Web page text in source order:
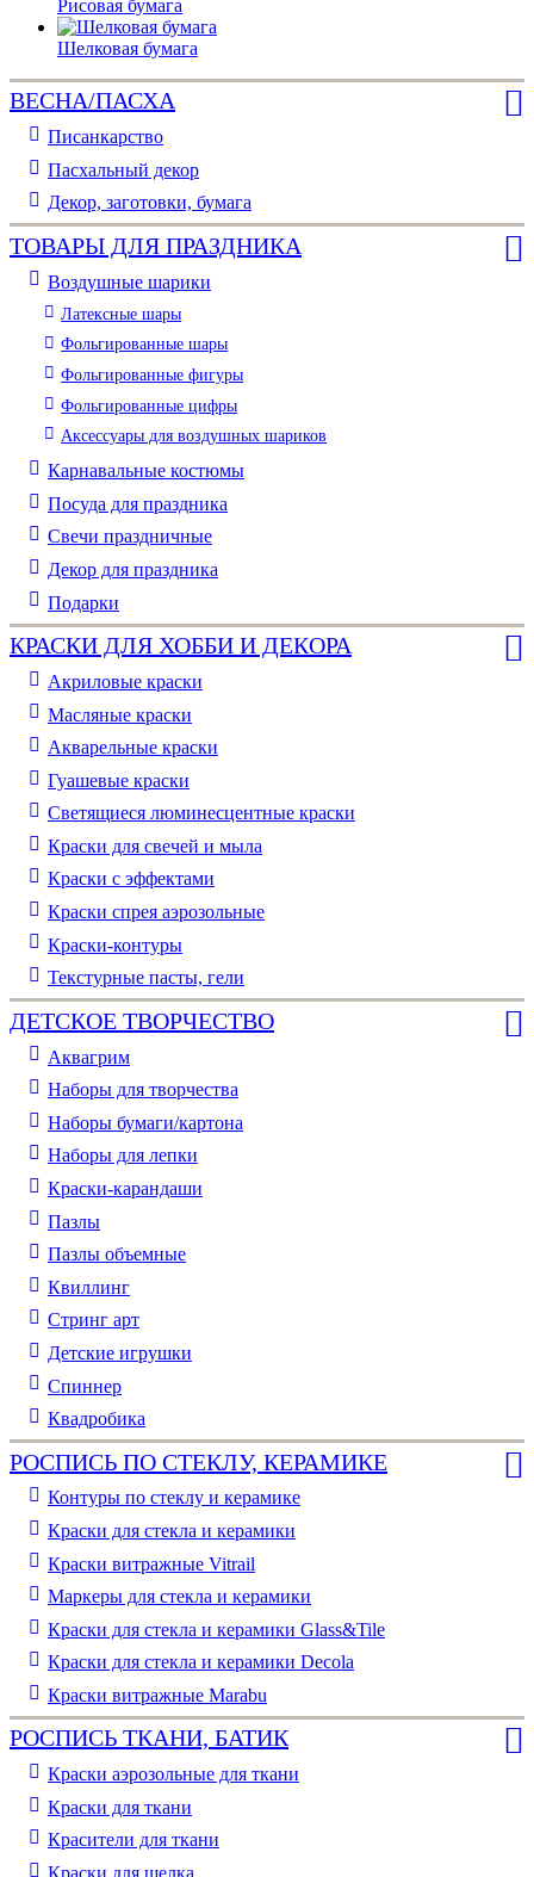
Рисовая бумага
Шелковая бумага
ВЕСНА/ПАСХА
Писанкарство
Пасхальный декор
Декор, заготовки, бумага
ТОВАРЫ ДЛЯ ПРАЗДНИКА
Воздушные шарики
Латексные шары
Фольгированные шары
Фольгированные фигуры
Фольгированные цифры
Аксессуары для воздушных шариков
Карнавальные костюмы
Посуда для праздника
Свечи праздничные
Декор для праздника
Подарки
КРАСКИ ДЛЯ ХОББИ И ДЕКОРА
Акриловые краски
Масляные краски
Акварельные краски
Гуашевые краски
Светящиеся люминесцентные краски
Краски для свечей и мыла
Краски с эффектами
Краски спрея аэрозольные
Краски-контуры
Текстурные пасты, гели
ДЕТСКОЕ ТВОРЧЕСТВО
Аквагрим
Наборы для творчества
Наборы бумаги/картона
Наборы для лепки
Краски-карандаши
Пазлы
Пазлы объемные
Квиллинг
Стринг арт
Детские игрушки
Спиннер
Квадробика
РОСПИСЬ ПО СТЕКЛУ, КЕРАМИКЕ
Контуры по стеклу и керамике
Краски для стекла и керамики
Краски витражные Vitrail
Маркеры для стекла и керамики
Краски для стекла и керамики Glass&Tile
Краски для стекла и керамики Decola
Краски витражные Marabu
РОСПИСЬ ТКАНИ, БАТИК
Краски аэрозольные для ткани
Краски для ткани
Красители для ткани
Краски для шелка